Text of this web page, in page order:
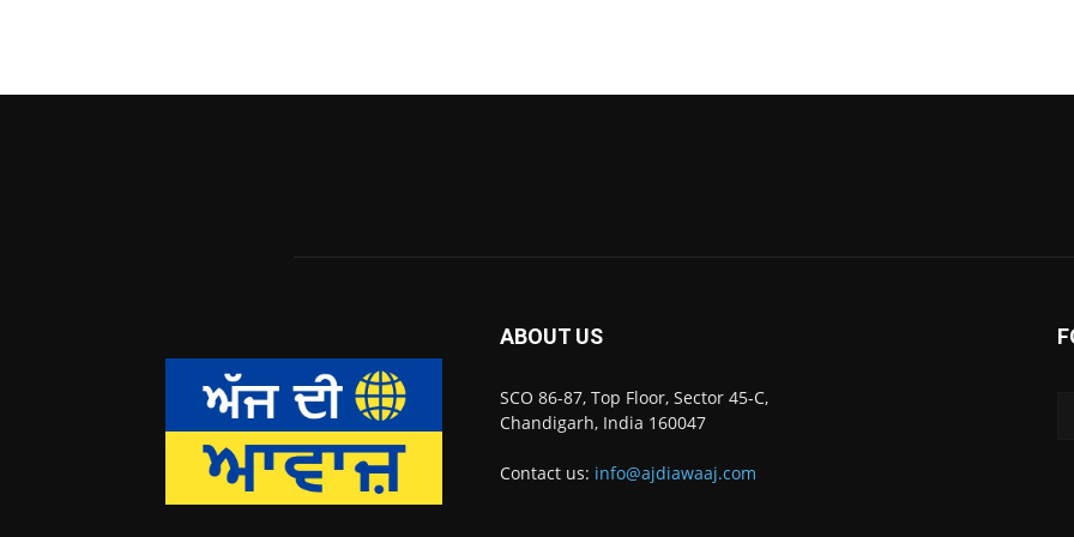
ABOUT US
SCO 86-87, Top Floor, Sector 45-C,
Chandigarh, India 160047
Contact us: info@ajdiawaaj.com